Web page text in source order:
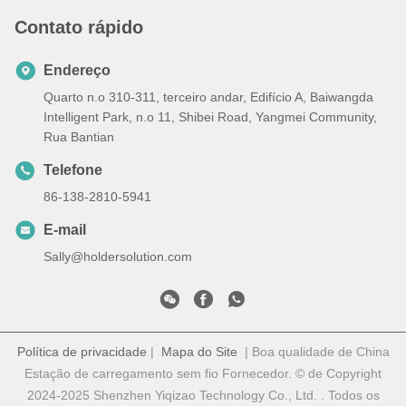
Contato rápido
Endereço
Quarto n.o 310-311, terceiro andar, Edifício A, Baiwangda
Intelligent Park, n.o 11, Shibei Road, Yangmei Community,
Rua Bantian
Telefone
86-138-2810-5941
E-mail
Sally@holdersolution.com
Política de privacidade | Mapa do Site | Boa qualidade de China
Estação de carregamento sem fio Fornecedor. © de Copyright
2024-2025 Shenzhen Yiqizao Technology Co., Ltd. . Todos os